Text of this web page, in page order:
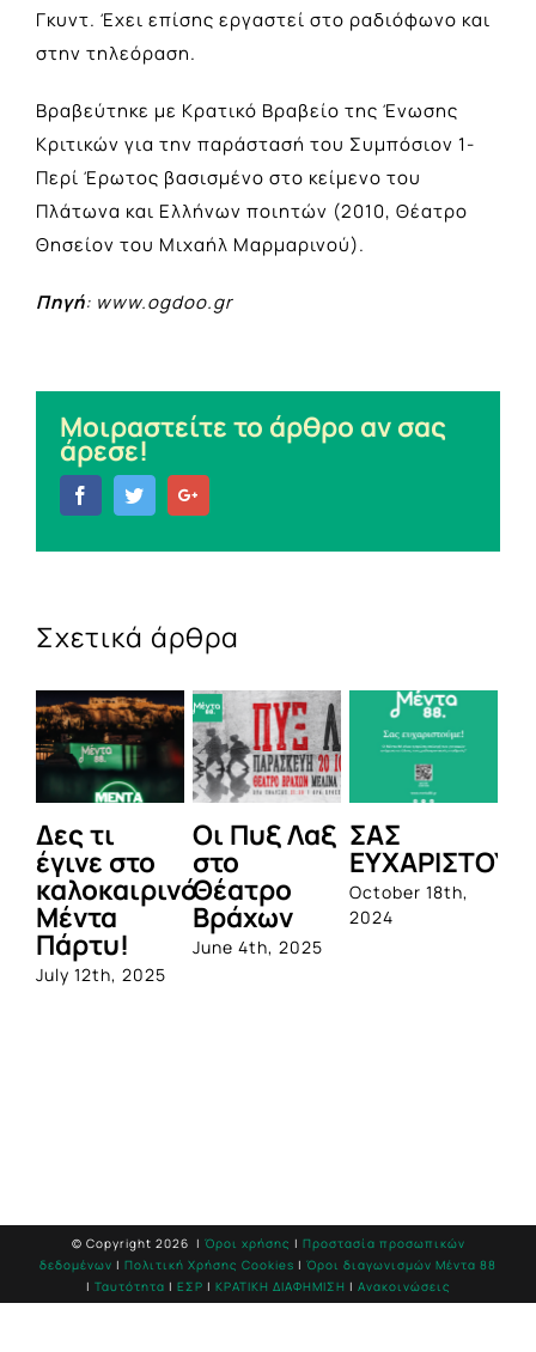
Γκυντ. Έχει επίσης εργαστεί στο ραδιόφωνο και
στην τηλεόραση.
Βραβεύτηκε με Κρατικό Βραβείο της Ένωσης
Κριτικών για την παράστασή του Συμπόσιον 1-
Περί Έρωτος βασισμένο στο κείμενο του
Πλάτωνα και Ελλήνων ποιητών (2010, Θέατρο
Θησείον του Μιχαήλ Μαρμαρινού).
Πηγή: www.ogdoo.gr
Μοιραστείτε το άρθρο αν σας
άρεσε!
FacebookTwitter
Σχετικά άρθρα
Δες τι
έγινε στο
καλοκαιρινό
Μέντα
Πάρτυ!
July 12th, 2025
Οι Πυξ Λαξ
στο
Θέατρο
Βράχων
June 4th, 2025
ΣΑΣ
October 18th,
2024
© Copyright 2026 | Όροι χρήσης | Προστασία προσωπικών
δεδομένων | Πολιτική Χρήσης Cookies | Όροι διαγωνισμών Mέντα 88
| Ταυτότητα | ΕΣΡ | ΚΡΑΤΙΚΗ ΔΙΑΦΗΜΙΣΗ | Ανακοινώσεις